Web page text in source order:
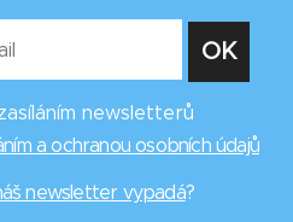
newsletterů
a ochranou osobních údajů
newsletter vypadá?